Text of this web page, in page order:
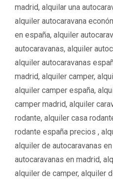
g
o
r
í
a
s
u
e
t
a
s
madrid, alquilar una
alquiler autocaravana
en españa, alquiler
autocaravanas, alquiler
alquiler autocaravanas
madrid, alquiler camper,
alquiler camper españa,
camper madrid, alquiler
rodante, alquiler casa
rodante españa precios ‌‌ ,
alquiler de autocaravanas
autocaravanas en madrid,
alquiler de camper, alquiler